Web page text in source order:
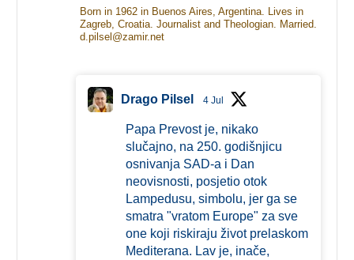
Born in 1962 in Buenos Aires, Argentina. Lives in
Zagreb, Croatia. Journalist and Theologian. Married.
d.pilsel@zamir.net
Drago Pilsel 4 Jul
Papa Prevost je, nikako
slučajno, na 250. godišnjicu
osnivanja SAD-a i Dan
neovisnosti, posjetio otok
Lampedusu, simbolu, jer ga se
smatra "vratom Europe" za sve
one koji riskiraju život prelaskom
Mediterana. Lav je, inače,